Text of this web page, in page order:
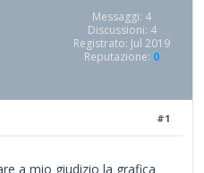
Messaggi: 4
Discussioni: 4
Registrato: Jul 2019
Reputazione: 0
#1
a mio giudizio la grafica